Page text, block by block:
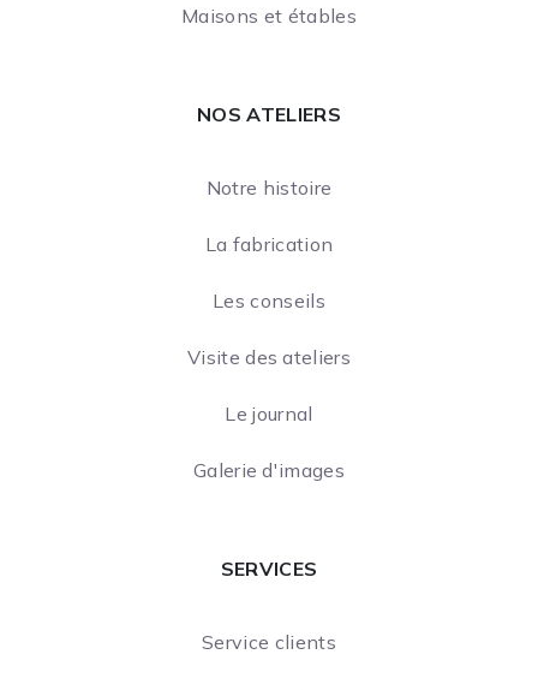
Maisons et étables
NOS ATELIERS
Notre histoire
La fabrication
Les conseils
Visite des ateliers
Le journal
Galerie d'images
SERVICES
Service clients